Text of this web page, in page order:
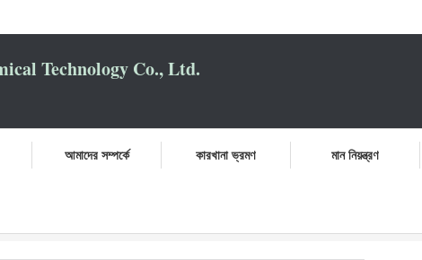
Technology Co., Ltd.
আমাদের সম্পর্কে কারখানা ভ্রমণ মান নিয়ন্ত্রণ